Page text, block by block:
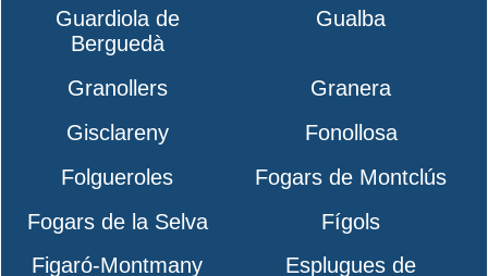
Guardiola de
Berguedà
Gualba
Granollers
Granera
Gisclareny
Fonollosa
Folgueroles
Fogars de Montclús
Fogars de la Selva
Fígols
Figaró-Montmany
Esplugues de